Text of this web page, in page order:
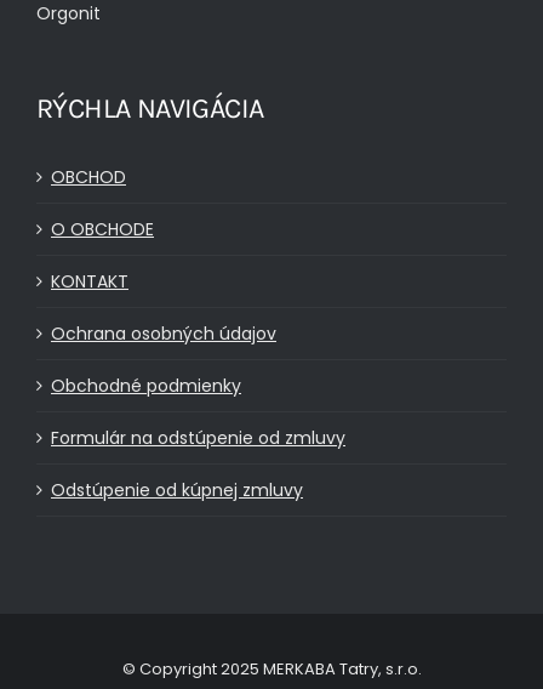
Orgonit
RÝCHLA NAVIGÁCIA
OBCHOD
O OBCHODE
KONTAKT
Ochrana osobných údajov
Obchodné podmienky
Formulár na odstúpenie od zmluvy
Odstúpenie od kúpnej zmluvy
© Copyright 2025 MERKABA Tatry, s.r.o.